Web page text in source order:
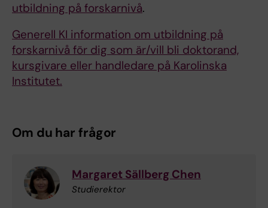
utbildning på forskarnivå.
Generell KI information om utbildning på
forskarnivå för dig som är/vill bli doktorand,
kursgivare eller handledare på Karolinska
Institutet.
Om du har frågor
Margaret Sällberg Chen
Studierektor